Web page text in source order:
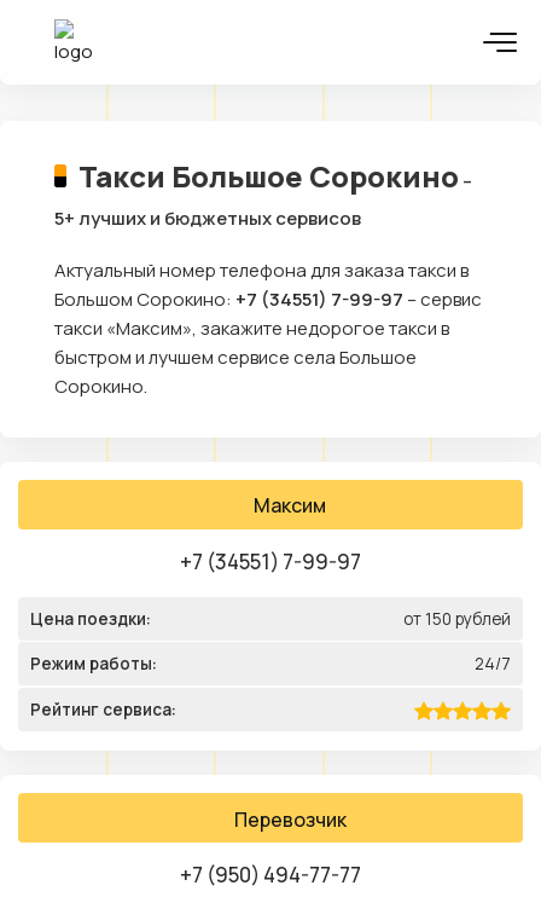
Такси Большое Сорокино –
5+ лучших и бюджетных сервисов
Актуальный номер телефона для заказа такси в
Большом Сорокино: +7 (34551) 7-99-97 – сервис
такси «Максим», закажите недорогое такси в
быстром и лучшем сервисе села Большое
Сорокино.
Максим
+7 (34551) 7-99-97
Цена поездки: от 150 рублей
Режим работы: 24/7
Рейтинг сервиса:
Перевозчик
+7 (950) 494-77-77